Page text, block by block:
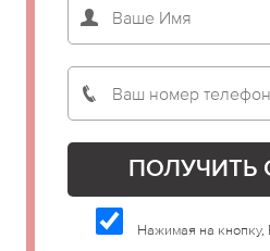
Нажимая на кнопку,